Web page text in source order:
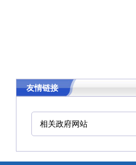
友情链接
相关政府网站
中华人民共和国交通运输部